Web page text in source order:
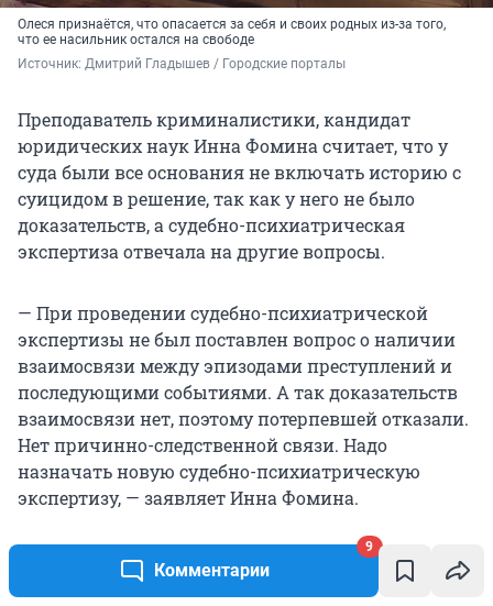
Комментарии
9
Олеся признаётся, что опасается за себя и своих родных из-за того,
что ее насильник остался на свободе
Источник: Дмитрий Гладышев / Городские порталы
Преподаватель криминалистики, кандидат
юридических наук Инна Фомина считает, что у
суда были все основания не включать историю с
суицидом в решение, так как у него не было
доказательств, а судебно-психиатрическая
экспертиза отвечала на другие вопросы.
— При проведении судебно-психиатрической
экспертизы не был поставлен вопрос о наличии
взаимосвязи между эпизодами преступлений и
последующими событиями. А так доказательств
взаимосвязи нет, поэтому потерпевшей отказали.
Нет причинно-следственной связи. Надо
назначать новую судебно-психиатрическую
экспертизу, — заявляет Инна Фомина.
При этом Инна Фомина считает, что проблема не
в том, что факт суицида не включили в